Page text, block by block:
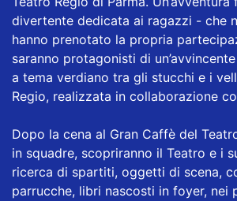
divertente dedicata ai ragazzi - che
hanno prenotato la propria
saranno protagonisti di
a tema verdiano tra gli stucchi e i
Regio, realizzata in collaborazione
Dopo la cena al Gran Caffè del
in squadre, scopriranno il Teatro e i
ricerca di spartiti, oggetti di scena,
parrucche, libri nascosti in foyer, nei